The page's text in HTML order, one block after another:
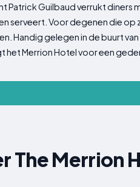
Patrick Guilbaud verrukt diners
serveert. Voor degenen die op
Handig gelegen in de buurt
het Merrion Hotel voor een
The Merrion